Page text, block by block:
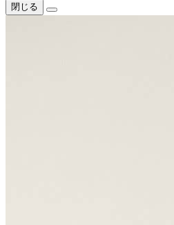
閉じる